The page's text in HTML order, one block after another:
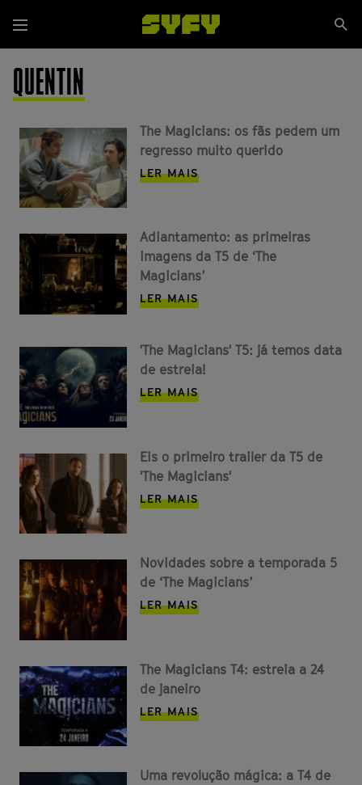
para
o
conteúdo
principal
Menu
QUENTIN
The Magicians: os fãs pedem um
regresso muito querido
LER MAIS
Adiantamento: as primeiras
imagens da T5 de ‘The
Magicians’
LER MAIS
'The Magicians' T5: já temos data
de estreia!
LER MAIS
Eis o primeiro trailer da T5 de
'The Magicians'
LER MAIS
Novidades sobre a temporada 5
de ‘The Magicians’
LER MAIS
The Magicians T4: estreia a 24
de janeiro
LER MAIS
Uma revolução mágica: a T4 de